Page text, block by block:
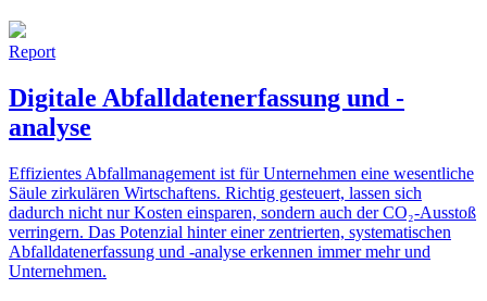
Report
Digitale Abfalldatenerfassung und -
analyse
Effizientes Abfallmanagement ist für Unternehmen eine wesentliche
Säule zirkulären Wirtschaftens. Richtig gesteuert, lassen sich
dadurch nicht nur Kosten einsparen, sondern auch der CO₂-Ausstoß
verringern. Das Potenzial hinter einer zentrierten, systematischen
Abfalldatenerfassung und -analyse erkennen immer mehr und
Unternehmen.